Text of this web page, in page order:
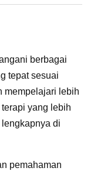
berbagai
tepat sesuai
mempelajari lebih
yang lebih
di
pemahaman